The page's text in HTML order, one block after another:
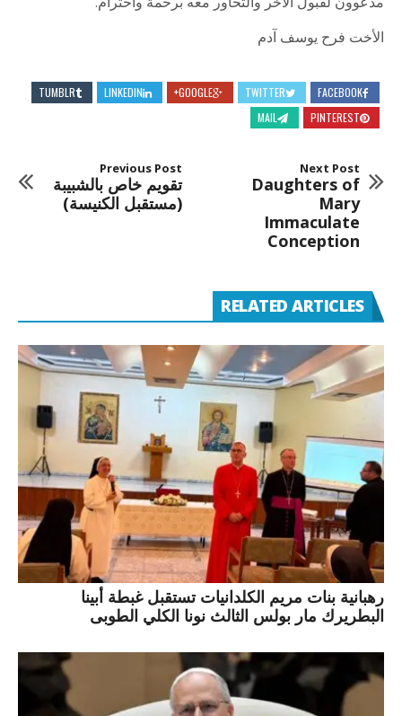
الأخت فرح يوسف آدم
FACEBOOK
TWITTER
GOOGLE+
LINKEDIN
TUMBLR
PINTEREST
MAIL
Previous Post
تقويم خاص بالشبيبة
(مستقبل الكنيسة)
Next Post
Daughters of
Mary
Immaculate
Conception
RELATED ARTICLES
رهبانية بنات مريم الكلدانيات تستقبل غبطة أبينا
البطريرك مار بولس الثالث نونا الكلي الطوبى